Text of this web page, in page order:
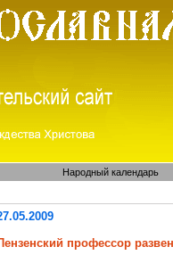
Народный календарь
профессор